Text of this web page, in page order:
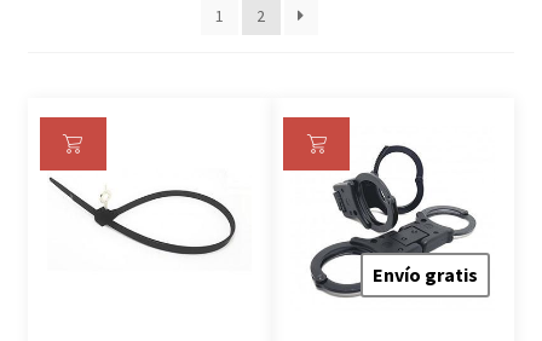
1 2
Añ
ad
Envío gratis
Añ
al
ca